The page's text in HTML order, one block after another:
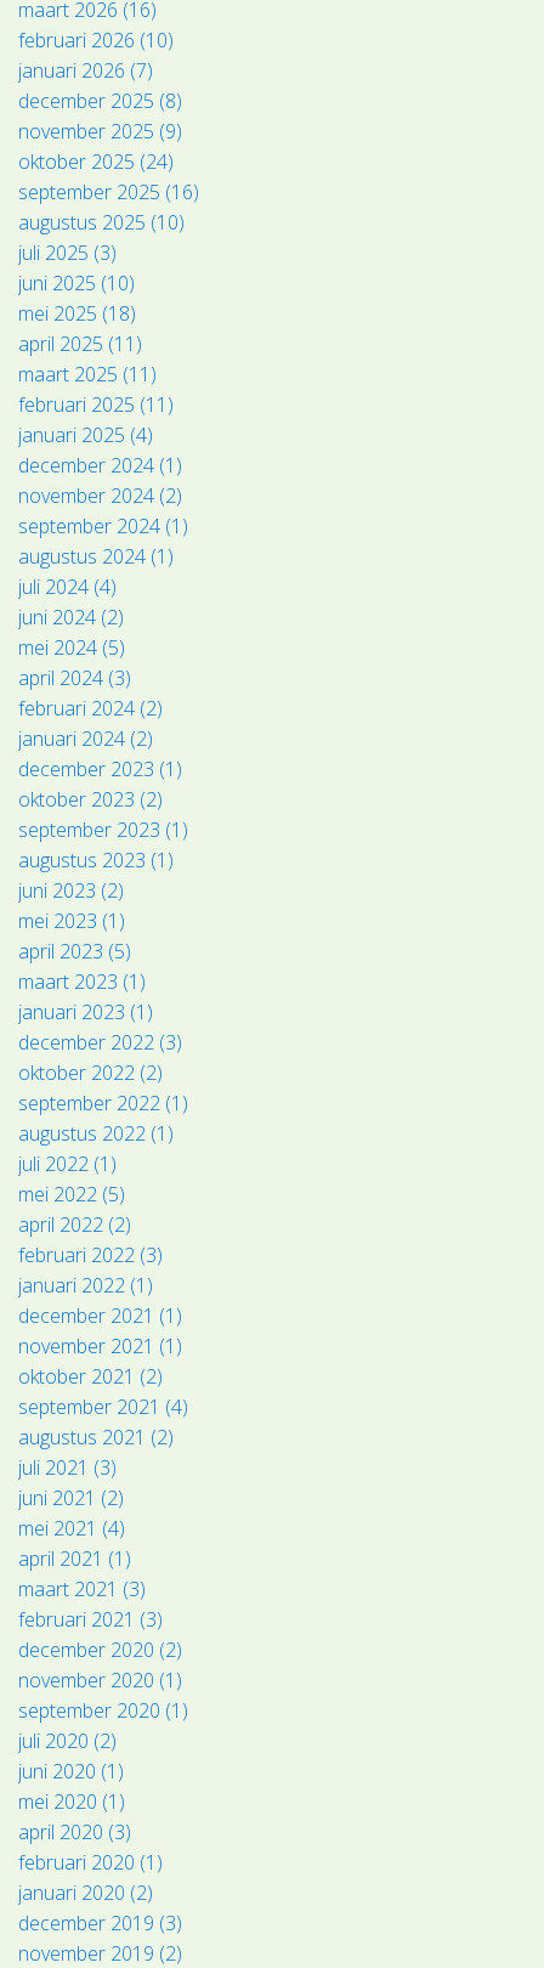
maart 2026 (16)
februari 2026 (10)
januari 2026 (7)
december 2025 (8)
november 2025 (9)
oktober 2025 (24)
september 2025 (16)
augustus 2025 (10)
juli 2025 (3)
juni 2025 (10)
mei 2025 (18)
april 2025 (11)
maart 2025 (11)
februari 2025 (11)
januari 2025 (4)
december 2024 (1)
november 2024 (2)
september 2024 (1)
augustus 2024 (1)
juli 2024 (4)
juni 2024 (2)
mei 2024 (5)
april 2024 (3)
februari 2024 (2)
januari 2024 (2)
december 2023 (1)
oktober 2023 (2)
september 2023 (1)
augustus 2023 (1)
juni 2023 (2)
mei 2023 (1)
april 2023 (5)
maart 2023 (1)
januari 2023 (1)
december 2022 (3)
oktober 2022 (2)
september 2022 (1)
augustus 2022 (1)
juli 2022 (1)
mei 2022 (5)
april 2022 (2)
februari 2022 (3)
januari 2022 (1)
december 2021 (1)
november 2021 (1)
oktober 2021 (2)
september 2021 (4)
augustus 2021 (2)
juli 2021 (3)
juni 2021 (2)
mei 2021 (4)
april 2021 (1)
maart 2021 (3)
februari 2021 (3)
december 2020 (2)
november 2020 (1)
september 2020 (1)
juli 2020 (2)
juni 2020 (1)
mei 2020 (1)
april 2020 (3)
februari 2020 (1)
januari 2020 (2)
december 2019 (3)
november 2019 (2)